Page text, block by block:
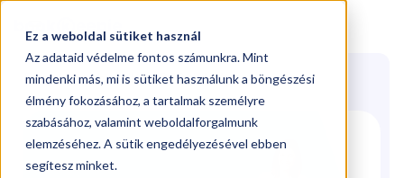
Ez a weboldal sütiket használ
Az adataid védelme fontos számunkra. Mint
mindenki más, mi is sütiket használunk a böngészési
élmény fokozásához, a tartalmak személyre
szabásához, valamint weboldalforgalmunk
elemzéséhez. A sütik engedélyezésével ebben
segítesz minket.
Blog / Kata bevallás 2022(KATA)